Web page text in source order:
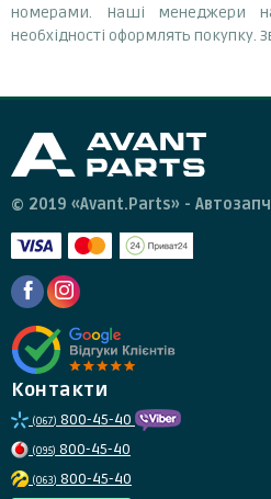
номерами. Наші менеджери
необхідності оформлять покупку.
© 2019 «Avant.Parts» -
Контакти
(067) 800-45-40
(095) 800-45-40
(063) 800-45-40